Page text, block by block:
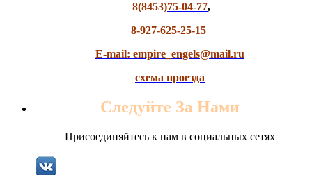
8(8453)75-04-77,
8-927-625-25-15
E-mail: empire_engels@mail.ru
схема проезда
Следуйте За Нами
Присоединяйтесь к нам в социальных сетях